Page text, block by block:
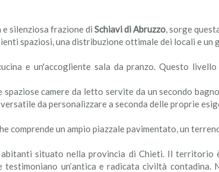
silenziosa frazione di Schiavi di Abruzzo, sorge
spaziosi, una distribuzione ottimale dei locali e
e un'accogliente sala da pranzo. Questo
camere da letto servite da un secondo
da personalizzare a seconda delle proprie
comprende un ampio piazzale pavimentato, un
abitanti situato nella provincia di Chieti. Il
un’antica e radicata civiltà contadina.